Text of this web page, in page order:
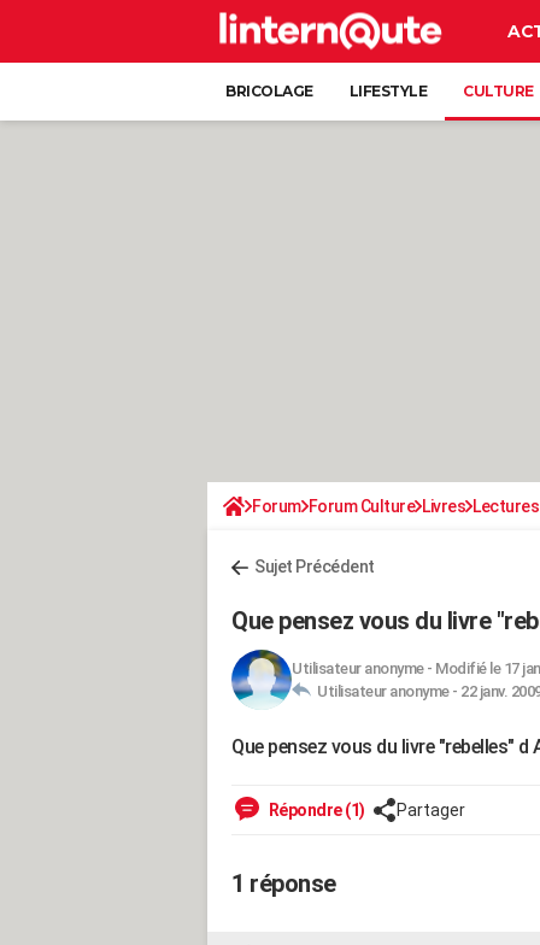
BRICOLAGE LIFESTYLE CULTURE
Forum Forum Culture Livres Lectures
Sujet Précédent
Que pensez vous du livre
Utilisateur anonyme- Modifié le 17
Utilisateur anonyme - 22 janv.
Que pensez vous du livre "rebelles"
Répondre (1) Partager
1 réponse